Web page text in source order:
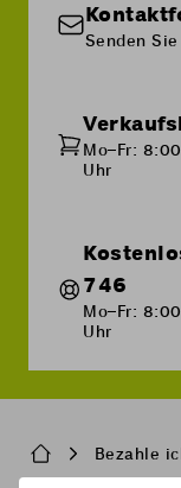
Senden
Mo–Fr:
Uhr
746
Mo–Fr:
Uhr
Breadcrumb
Bezahle